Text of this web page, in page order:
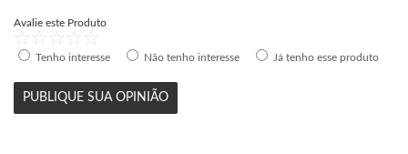
Avalie este Produto
Tenho interesse Não tenho interesse Já tenho esse produto
PUBLIQUE SUA OPINIÃO